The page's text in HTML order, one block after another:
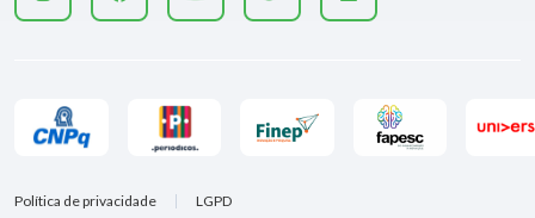
Política de privacidade LGPD